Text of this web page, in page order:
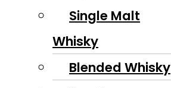
Single Malt
Whisky
Blended Whisky